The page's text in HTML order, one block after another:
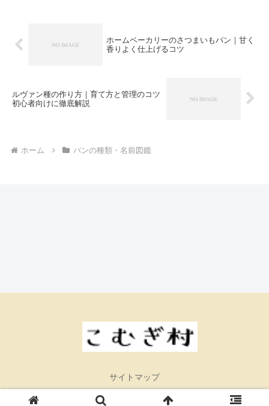
ホームベーカリーのさつまいもパン｜甘く
香りよく仕上げるコツ
ルヴァン種の作り方｜育て方と管理のコツ
初心者向けに徹底解説
ホーム パンの種類・名前図鑑
サイトマップ
© 2026 こむぎ村.